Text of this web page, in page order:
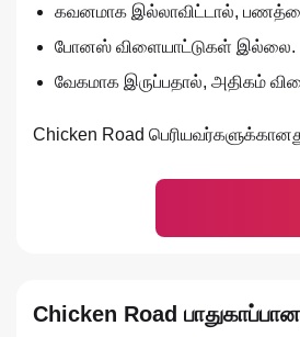
கவனமாக இல்லாவிட்டால்,
போனஸ் விளையாட்டுகள் இல்லை.
வேகமாக இருப்பதால், அதிகம்
Chicken Road
Chicken Road